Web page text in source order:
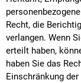
Recht, die
verlangen. Wenn
erteilt haben,
haben Sie das
Einschränkung